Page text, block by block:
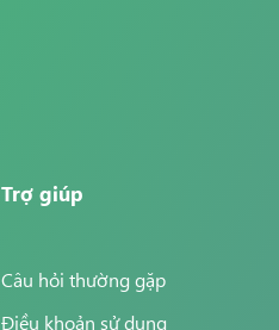
Trợ giúp
Câu hỏi thường gặp
Điều khoản sử dụng